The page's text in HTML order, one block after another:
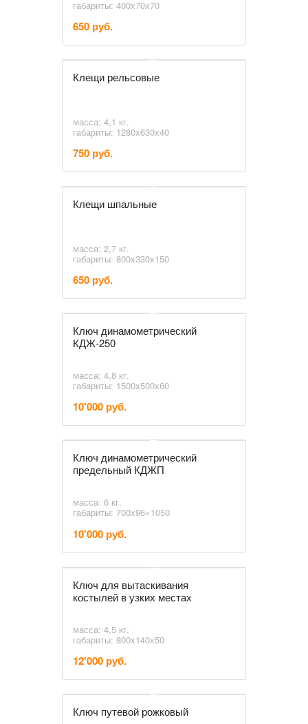
габариты: 400х70х70
650 руб.
Клещи рельсовые
масса: 4,1 кг.
габариты: 1280х630х40
750 руб.
Клещи шпальные
масса: 2,7 кг.
габариты: 800х330х150
650 руб.
Ключ динамометрический
КДЖ-250
масса: 4,8 кг.
габариты: 1500х500х60
10'000 руб.
Ключ динамометрический
предельный КДЖП
масса: 6 кг.
габариты: 700х96×1050
10'000 руб.
Ключ для вытаскивания
костылей в узких местах
масса: 4,5 кг.
габариты: 800х140х50
12'000 руб.
Ключ путевой рожковый